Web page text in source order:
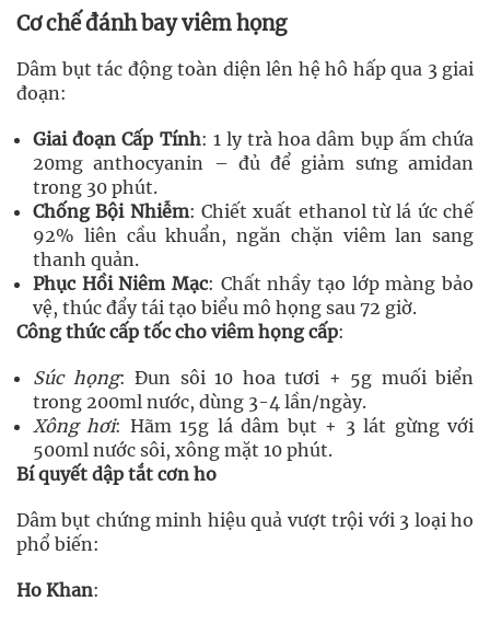
Cơ chế đánh bay viêm họng
Dâm bụt tác động toàn diện lên hệ hô hấp qua 3 giai
đoạn:
Giai đoạn Cấp Tính: 1 ly trà hoa dâm bụp ấm chứa
20mg anthocyanin – đủ để giảm sưng amidan
trong 30 phút.
Chống Bội Nhiễm: Chiết xuất ethanol từ lá ức chế
92% liên cầu khuẩn, ngăn chặn viêm lan sang
thanh quản.
Phục Hồi Niêm Mạc: Chất nhầy tạo lớp màng bảo
vệ, thúc đẩy tái tạo biểu mô họng sau 72 giờ.
Công thức cấp tốc cho viêm họng cấp:
Súc họng: Đun sôi 10 hoa tươi + 5g muối biển
trong 200ml nước, dùng 3-4 lần/ngày.
Xông hơi: Hãm 15g lá dâm bụt + 3 lát gừng với
500ml nước sôi, xông mặt 10 phút.
Bí quyết dập tắt cơn ho
Dâm bụt chứng minh hiệu quả vượt trội với 3 loại ho
phổ biến:
Ho Khan: